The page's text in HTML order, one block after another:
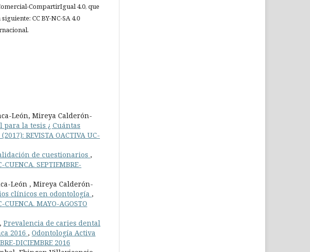
CompartirIgual 4.0, que
siguiente: CC BY-NC-SA 4.0
León, Mireya Calderón-
la tesis ¿ Cuántas
REVISTA OACTIVA UC-
de cuestionarios ,
SEPTIEMBRE-
León , Mireya Calderón-
clínicos en odontología ,
MAYO-AGOSTO
Prevalencia de caries dental
2016 , Odontología Activa
DICIEMBRE 2016